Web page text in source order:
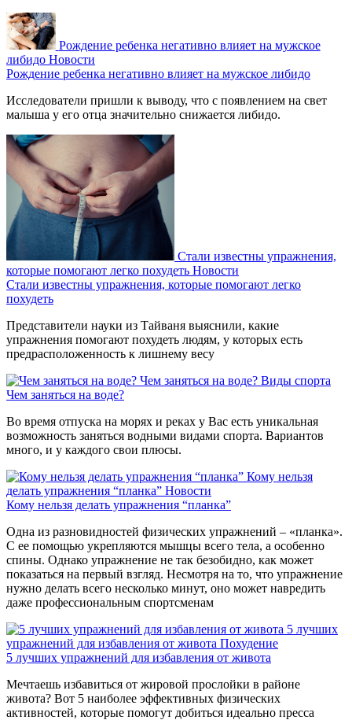
Рождение ребенка негативно влияет на мужское
либидо Новости
Рождение ребенка негативно влияет на мужское либидо
Исследователи пришли к выводу, что с появлением на свет
малыша у его отца значительно снижается либидо.
Стали известны упражнения,
которые помогают легко похудеть Новости
Стали известны упражнения, которые помогают легко
похудеть
Представители науки из Тайваня выяснили, какие
упражнения помогают похудеть людям, у которых есть
предрасположенность к лишнему весу
Чем заняться на воде? Виды спорта
Чем заняться на воде?
Во время отпуска на морях и реках у Вас есть уникальная
возможность заняться водными видами спорта. Вариантов
много, и у каждого свои плюсы.
Кому нельзя
делать упражнения “планка” Новости
Кому нельзя делать упражнения “планка”
Одна из разновидностей физических упражнений – «планка».
С ее помощью укрепляются мышцы всего тела, а особенно
спины. Однако упражнение не так безобидно, как может
показаться на первый взгляд. Несмотря на то, что упражнение
нужно делать всего несколько минут, оно может навредить
даже профессиональным спортсменам
5 лучших
упражнений для избавления от живота Похудение
5 лучших упражнений для избавления от живота
Мечтаешь избавиться от жировой прослойки в районе
живота? Вот 5 наиболее эффективных физических
активностей, которые помогут добиться идеально пресса